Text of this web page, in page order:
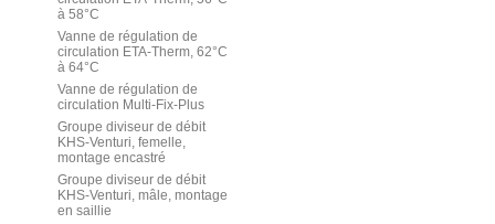
à 58°C
Vanne de régulation de
circulation ETA-Therm, 62°C
à 64°C
Vanne de régulation de
circulation Multi-Fix-Plus
Groupe diviseur de débit
KHS-Venturi, femelle,
montage encastré
Groupe diviseur de débit
KHS-Venturi, mâle, montage
en saillie